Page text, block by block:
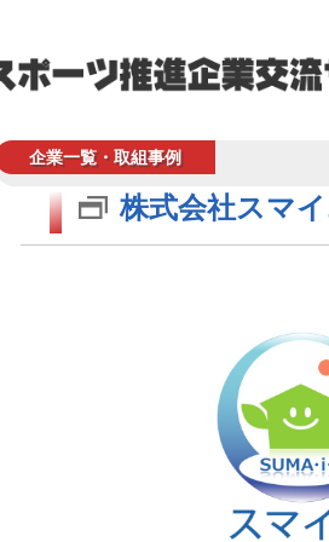
企業一覧・取組事例
株式会社スマ